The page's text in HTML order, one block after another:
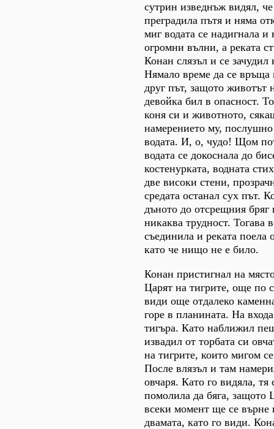
сутрин изведнъж видял,
преградила пътя и няма
миг водата се надигнала и
огромни вълни, а реката
Конан слязъл и се зачудил
Нямало време да се връща
друг път, защото животът
девойка бил в опасност.
коня си и животното,
намерението му,
водата. И, о, чудо! Щом
водата се докоснала до
костенурката, водната
две високи стени,
средата останал сух път.
дъното до отсрещния бряг
никаква трудност. Тогава
съединила и реката поела
като че нищо не е било.
Конан пристигнал на
Царят на тигрите, още по
види още отдалеко
горе в планината. На
тигъра. Като наближил
извадил от торбата си
на тигрите, които мигом
После влязъл и там
овчаря. Като го видяла, тя
помолила да бяга, защото
всеки момент ще се
двамата, като го види.